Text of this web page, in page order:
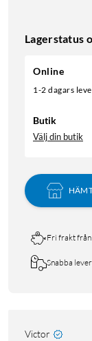
Lagerstatus
Online
1-2 dagars
Butik
Välj din butik
Fri frakt
Snabba
Victor